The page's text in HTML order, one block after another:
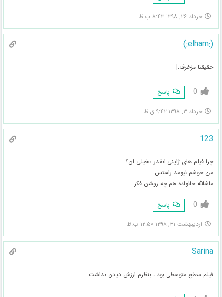
خرداد ۲۶, ۱۳۹۸ ۸:۴۳ ب.ظ
(:elham:)
حقیقتا مزخرف:|
0 پاسخ
خرداد ۳, ۱۳۹۸ ۹:۴۲ ق.ظ
123
چرا فیلم های ژاپنی انقدر تخیلی ان؟
من خوشم نیومد راستس
ماشالله خانواده هم چه روشن فکر
0 پاسخ
اردیبهشت ۳۱, ۱۳۹۸ ۱۲:۵۰ ب.ظ
Sarina
فیلم سطح متوسطی بود ، بنظرم ارزش دیدن نداشت.